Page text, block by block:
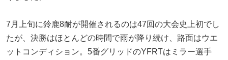
7月上旬に鈴鹿8耐が開催されるのは47回の大会史上初でし
たが、決勝はほとんどの時間で雨が降り続け、路面はウエ
ットコンディション。5番グリッドのYFRTはミラー選手